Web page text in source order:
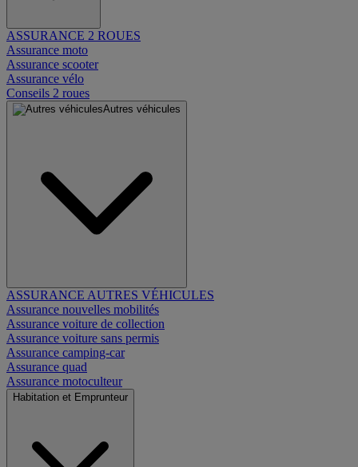
ASSURANCE 2 ROUES
Assurance moto
Assurance scooter
Assurance vélo
Conseils 2 roues
Autres véhicules
ASSURANCE AUTRES VÉHICULES
Assurance nouvelles mobilités
Assurance voiture de collection
Assurance voiture sans permis
Assurance camping-car
Assurance quad
Assurance motoculteur
Habitation et Emprunteur